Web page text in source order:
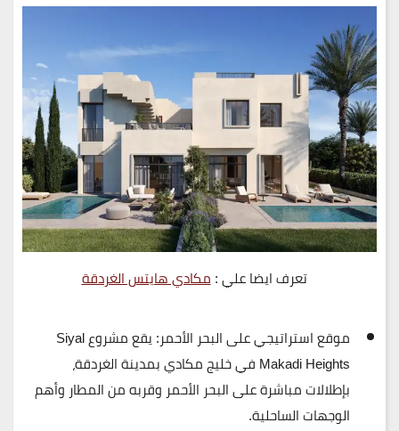
تعرف ايضا علي :مكادي هايتس الغردقة
موقع استراتيجي على البحر الأحمر:يقع مشروعSiyal
Makadi Heights فيخليج مكادي بمدينة الغردقة،
بإطلالات مباشرة على البحر الأحمر وقربه من المطار وأهم
الوجهات الساحلية.